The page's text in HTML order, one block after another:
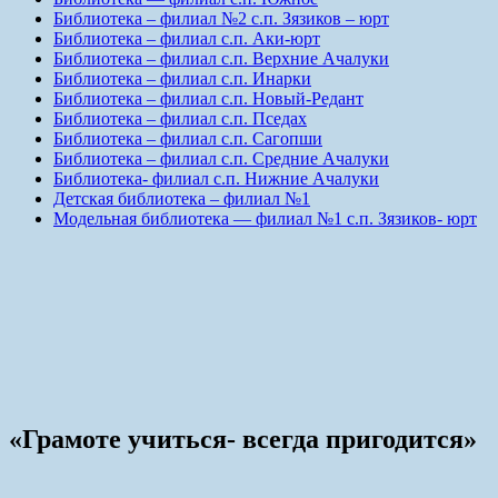
Библиотека – филиал №2 с.п. Зязиков – юрт
Библиотека – филиал с.п. Аки-юрт
Библиотека – филиал с.п. Верхние Ачалуки
Библиотека – филиал с.п. Инарки
Библиотека – филиал с.п. Новый-Редант
Библиотека – филиал с.п. Пседах
Библиотека – филиал с.п. Сагопши
Библиотека – филиал с.п. Средние Ачалуки
Библиотека- филиал с.п. Нижние Ачалуки
Детская библиотека – филиал №1
Модельная библиотека — филиал №1 с.п. Зязиков- юрт
«Грамоте учиться- всегда пригодится»